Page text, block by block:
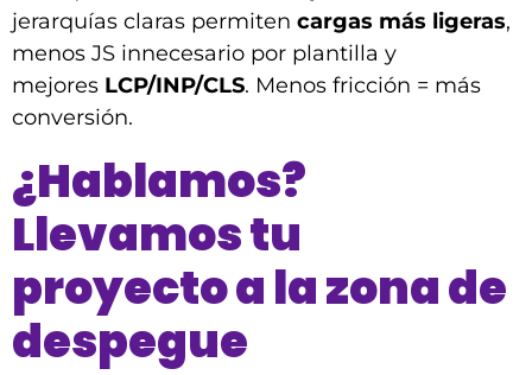
jerarquías claras permiten cargas más ligeras,
menos JS innecesario por plantilla y
mejores LCP/INP/CLS. Menos fricción = más
conversión.
¿Hablamos?
Llevamos tu
proyecto a la zona de
despegue